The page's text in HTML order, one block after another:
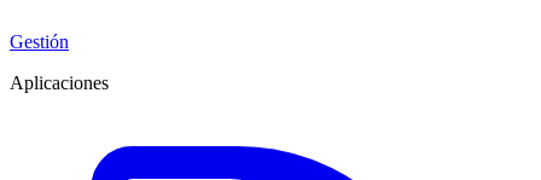
Gestión
Aplicaciones